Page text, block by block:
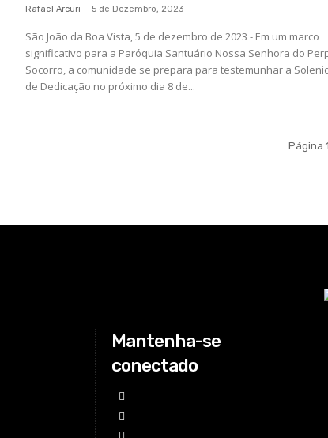
Rafael Arcuri - 5 de Dezembro, 2023
São João da Boa Vista, 5 de dezembro de 2023 - Em um marco
significativo para a Paróquia Santuário Nossa Senhora do
Socorro, a comunidade se prepara para testemunhar a
de Dedicação no próximo dia 8 de...
Página
Mantenha-se
conectado